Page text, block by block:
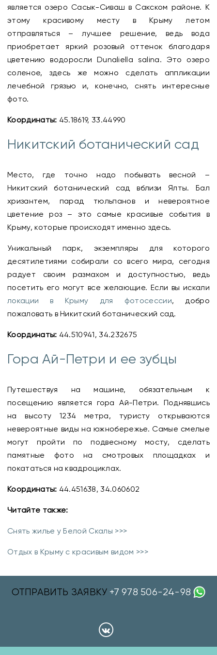
является озеро Сасык-Сиваш в Сакском районе. К
этому красивому месту в Крыму летом
отправляться – лучшее решение, ведь вода
приобретает яркий розовый оттенок благодаря
цветению водоросли Dunaliella salina. Это озеро
соленое, здесь же можно сделать аппликации
лечебной грязью и, конечно, снять интересные
фото.
Координаты: 45.18619, 33.44990
Никитский ботанический сад
Место, где точно надо побывать весной –
Никитский ботанический сад вблизи Ялты. Бал
хризантем, парад тюльпанов и невероятное
цветение роз – это самые красивые события в
Крыму, которые происходят именно здесь.
Уникальный парк, экземпляры для которого
десятилетиями собирали со всего мира, сегодня
радует своим размахом и доступностью, ведь
посетить его могут все желающие. Если вы искали
локации в Крыму для фотосессии, добро
пожаловать в Никитский ботанический сад.
Координаты: 44.510941, 34.232675
Гора Ай-Петри и ее зубцы
Путешествуя на машине, обязательным к
посещению является гора Ай-Петри. Поднявшись
на высоту 1234 метра, туристу открываются
невероятные виды на южнобережье. Самые смелые
могут пройти по подвесному мосту, сделать
памятные фото на смотровых площадках и
покататься на квадроциклах.
Координаты: 44.451638, 34.060602
Читайте также:
Снять жилье у Белой Скалы >>>
Отдых в Крыму с красивым видом >>>
ОТПРАВИТЬ ЗАЯВКУ +7 978 506-24-98